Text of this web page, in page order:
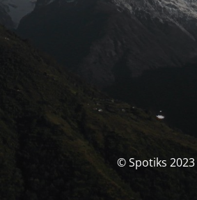
© Spotiks 2023